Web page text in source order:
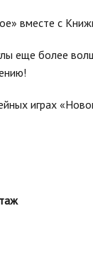
вместе с
еще более
играх